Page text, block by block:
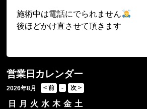
施術中は電話にでられません
後ほどかけ直させて頂きます
営業日カレンダー
2026年8月
日 月 火 水 木 金 土